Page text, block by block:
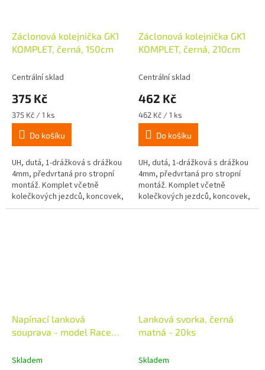
Záclonová kolejnička GK1
KOMPLET, černá, 150cm
Centrální sklad
375 Kč
Měrná
cena:
375 Kč / 1 ks
Do košíku
UH, dutá, 1-drážková s drážkou
4mm, předvrtaná pro stropní
montáž. Komplet včetně
kolečkových jezdců, koncovek,
dorazů a šroubů s hmoždinkami
Záclonová kolejnička GK1
KOMPLET, černá, 210cm
Centrální sklad
462 Kč
Měrná
cena:
462 Kč / 1 ks
Do košíku
UH, dutá, 1-drážková s drážkou
4mm, předvrtaná pro stropní
montáž. Komplet včetně
kolečkových jezdců, koncovek,
dorazů a šroubů s hmoždinkami
Napínací lanková
souprava - model Race
Skladem
Lanková svorka, černá
matná - 20ks
Skladem